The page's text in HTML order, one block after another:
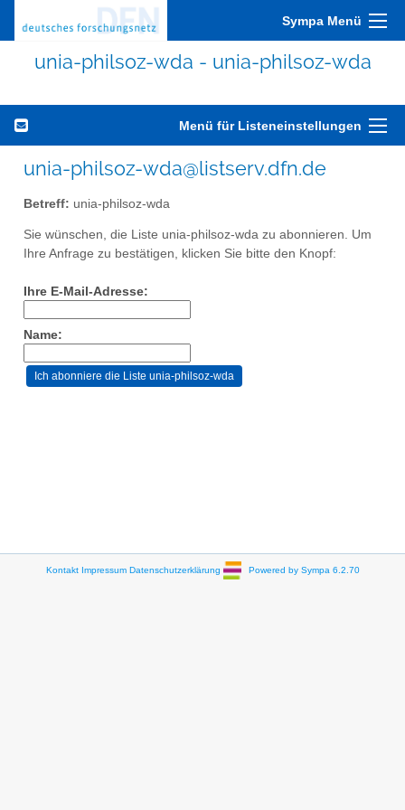
Sympa Menü
unia-philsoz-wda - unia-philsoz-wda
Menü für Listeneinstellungen
unia-philsoz-wda@listserv.dfn.de
Betreff: unia-philsoz-wda
Sie wünschen, die Liste unia-philsoz-wda zu abonnieren. Um
Ihre Anfrage zu bestätigen, klicken Sie bitte den Knopf:
Ihre E-Mail-Adresse:
Name:
Kontakt Impressum Datenschutzerklärung Powered by Sympa 6.2.70